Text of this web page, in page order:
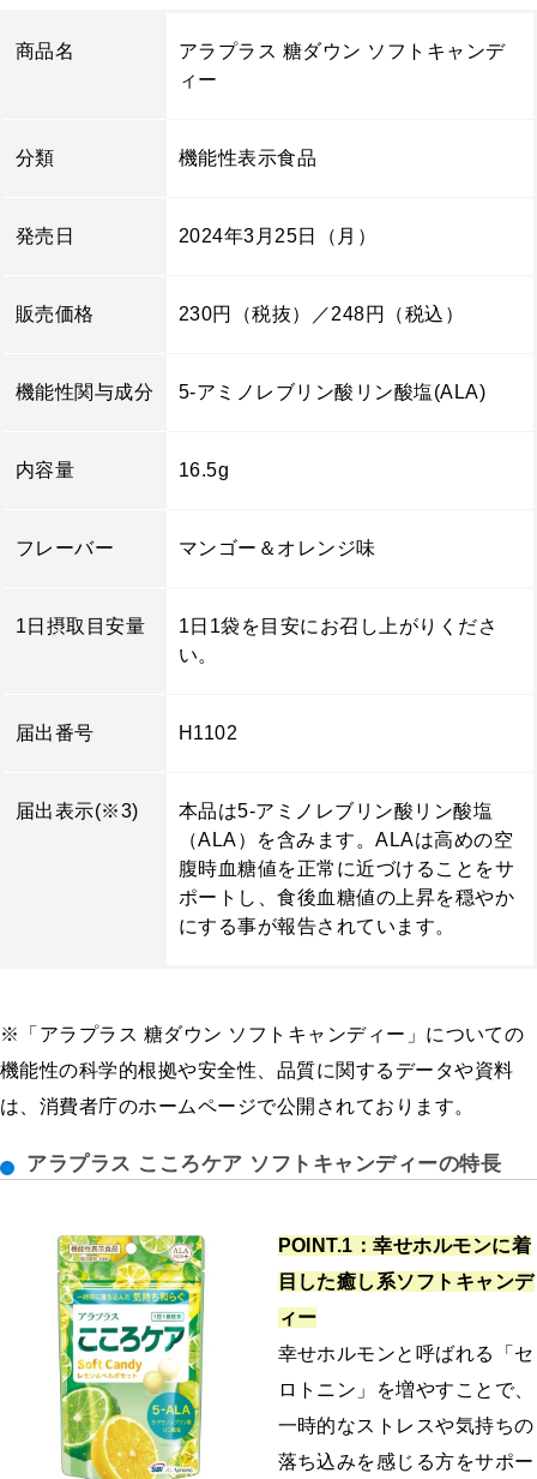
商品名
アラプラス 糖ダウン ソフトキャンデ
ィー
分類 機能性表示食品
発売日 2024年3月25日（月）
販売価格 230円（税抜）／248円（税込）
機能性関与成分 5-アミノレブリン酸リン酸塩(ALA)
内容量 16.5g
フレーバー マンゴー＆オレンジ味
1日摂取目安量
1日1袋を目安にお召し上がりくださ
い。
届出番号 H1102
届出表示(※3)
本品は5-アミノレブリン酸リン酸塩
（ALA）を含みます。ALAは高めの空
腹時血糖値を正常に近づけることをサ
ポートし、食後血糖値の上昇を穏やか
にする事が報告されています。
※「アラプラス 糖ダウン ソフトキャンディー」についての
機能性の科学的根拠や安全性、品質に関するデータや資料
は、消費者庁のホームページで公開されております。
アラプラス こころケア ソフトキャンディーの特長
POINT.1：幸せホルモンに着
目した癒し系ソフトキャンデ
ィー
幸せホルモンと呼ばれる「セ
ロトニン」を増やすことで、
一時的なストレスや気持ちの
落ち込みを感じる方をサポー